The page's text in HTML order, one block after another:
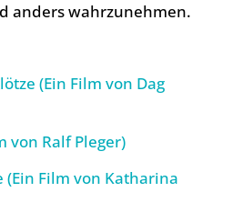
anders wahrzunehmen.
(Ein Film von Dag
von Ralf Pleger)
Film von Katharina